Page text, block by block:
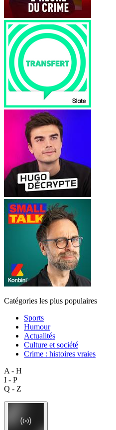
Catégories les plus populaires
Sports
Humour
Actualités
Culture et société
Crime : histoires vraies
A - H
I - P
Q - Z